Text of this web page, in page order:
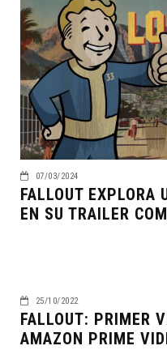
07/03/2024
FALLOUT EXPLORA
EN SU TRAILER
25/10/2022
FALLOUT: PRIMER
AMAZON PRIME